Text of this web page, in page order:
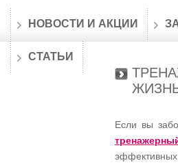
НОВОСТИ И АКЦИИ
СТАТЬИ
Если вы